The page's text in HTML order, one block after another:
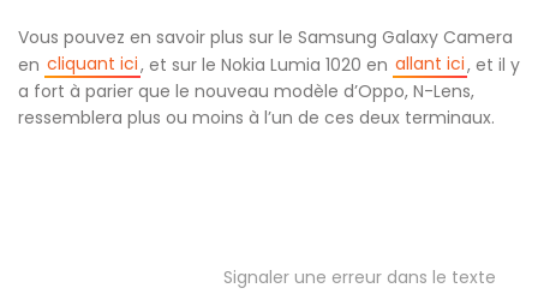
Vous pouvez en savoir plus sur le Samsung Galaxy Camera
en cliquant ici, et sur le Nokia Lumia 1020 en allant ici, et il y
a fort à parier que le nouveau modèle d’Oppo, N-Lens,
ressemblera plus ou moins à l’un de ces deux terminaux.
Signaler une erreur dans le texte